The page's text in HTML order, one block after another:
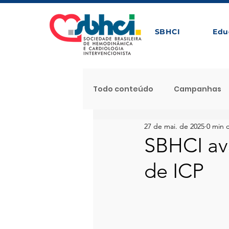
SBHCI
Todo conteúdo Campanhas
Próximos Eventos com Apoio
Noticia Destaque
SBHCI
de ICP
27 de mai. de 2025 0 min